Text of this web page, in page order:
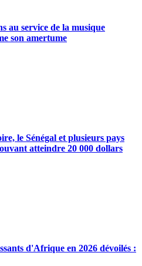
au service de la musique
son amertume
le Sénégal et plusieurs pays
atteindre 20 000 dollars
d'Afrique en 2026 dévoilés :